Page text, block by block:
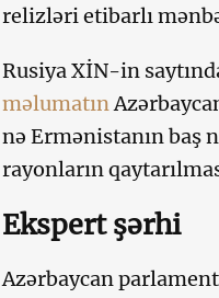
relizləri etibarlı
Rusiya XİN-in
məlumatın
nə Ermənistanın baş
rayonların
Ekspert şərhi
Azərbaycan